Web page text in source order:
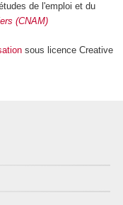
de l'emploi et du
(CNAM)
sous licence Creative